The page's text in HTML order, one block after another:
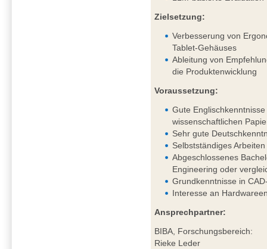
Zielsetzung:
Verbesserung von
Tablet-Gehäuses
Ableitung von
die Produktenwicklung
Voraussetzung:
Gute
wissenschaftlichen
Sehr gute
Selbstständiges
Abgeschlossenes
Engineering oder
Grundkenntnisse in
Interesse an
Ansprechpartner:
BIBA, Forschungsbereich:
Rieke Leder